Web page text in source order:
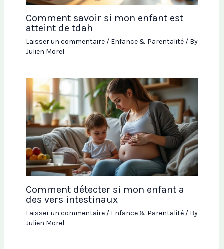
Comment savoir si mon enfant est
atteint de tdah
Laisser un commentaire / Enfance & Parentalité/ By
Julien Morel
Comment détecter si mon enfant a
des vers intestinaux
Laisser un commentaire / Enfance & Parentalité/ By
Julien Morel